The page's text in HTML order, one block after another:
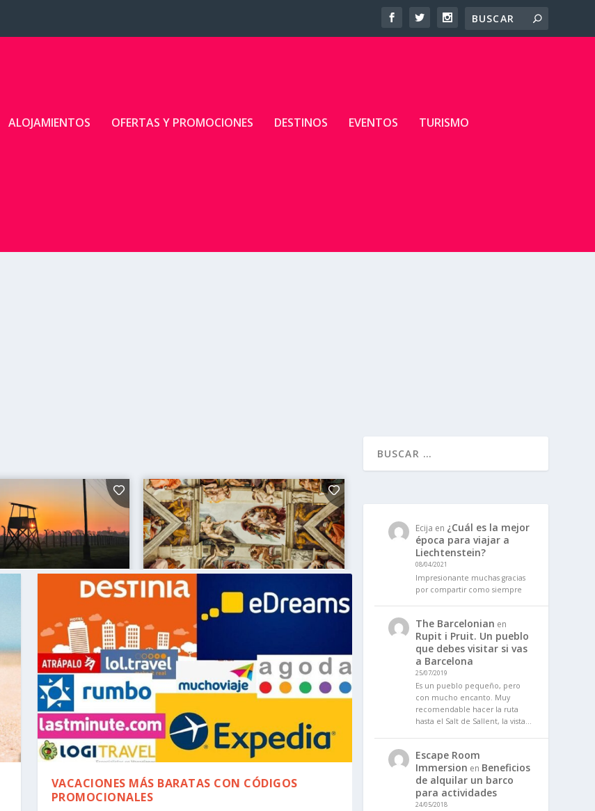
ALOJAMIENTOS OFERTAS Y PROMOCIONES DESTINOS EVENTOS TURISMO
VACACIONES MÁS BARATAS CON CÓDIGOS
PROMOCIONALES
Ecija en ¿Cuál es la mejor
época para viajar a
Liechtenstein?
08/04/2021
Impresionante muchas gracias
por compartir como siempre
The Barcelonian en
Rupit i Pruit. Un pueblo
que debes visitar si vas
a Barcelona
25/07/2019
Es un pueblo pequeño, pero
con mucho encanto. Muy
recomendable hacer la ruta
hasta el Salt de Sallent, la vista…
Escape Room
Immersion en Beneficios
de alquilar un barco
para actividades
24/05/2018